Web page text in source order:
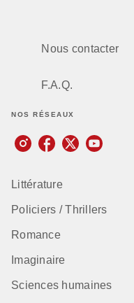
Nous contacter
F.A.Q.
NOS RÉSEAUX
Littérature
Policiers / Thrillers
Romance
Imaginaire
Sciences humaines